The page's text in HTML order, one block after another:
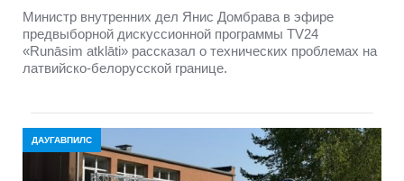
Министр внутренних дел Янис Домбрава в эфире
предвыборной дискуссионной программы TV24
«Runāsim atklāti» рассказал о технических проблемах на
латвийско-белорусской границе.
ДАУГАВПИЛС